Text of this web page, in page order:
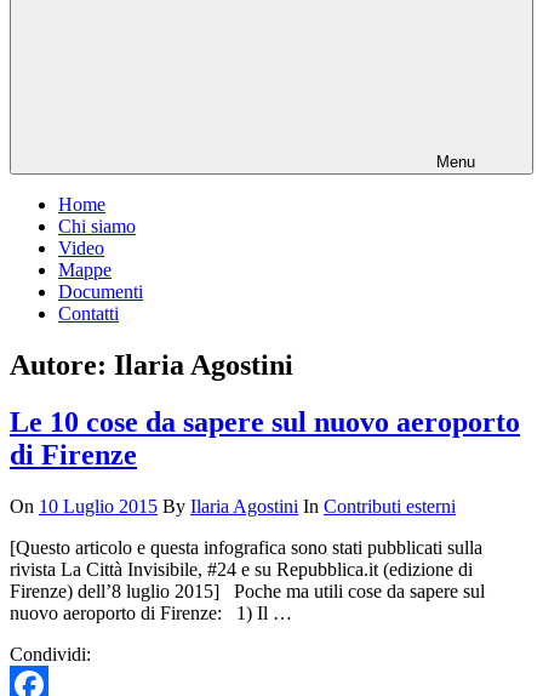
Menu
Home
Chi siamo
Video
Mappe
Documenti
Contatti
Autore: Ilaria Agostini
Le 10 cose da sapere sul nuovo aeroporto
di Firenze
On 10 Luglio 2015 By Ilaria Agostini In Contributi esterni
[Questo articolo e questa infografica sono stati pubblicati sulla
rivista La Città Invisibile, #24 e su Repubblica.it (edizione di
Firenze) dell’8 luglio 2015] Poche ma utili cose da sapere sul
nuovo aeroporto di Firenze: 1) Il …
Condividi: